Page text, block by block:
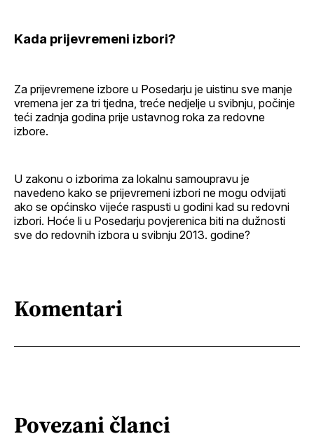
Kada prijevremeni izbori?
Za prijevremene izbore u Posedarju je uistinu sve manje
vremena jer za tri tjedna, treće nedjelje u svibnju, počinje
teći zadnja godina prije ustavnog roka za redovne
izbore.
U zakonu o izborima za lokalnu samoupravu je
navedeno kako se prijevremeni izbori ne mogu odvijati
ako se općinsko vijeće raspusti u godini kad su redovni
izbori. Hoće li u Posedarju povjerenica biti na dužnosti
sve do redovnih izbora u svibnju 2013. godine?
Komentari
Povezani članci